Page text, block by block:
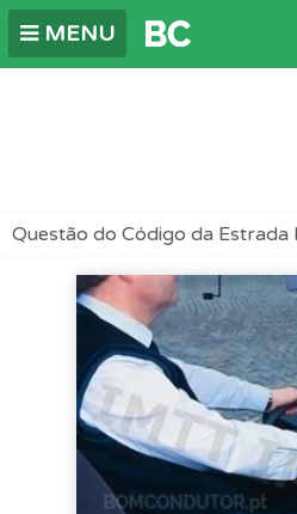
MENU
Questão do Código da